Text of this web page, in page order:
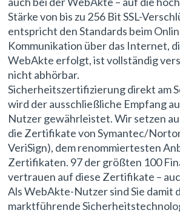
Stärke von bis zu 256 Bit SSL-
entspricht den Standards beim
Kommunikation über das Internet,
WebAkte erfolgt, ist vollständig
nicht abhörbar.
Sicherheitszertifizierung direkt am
wird der ausschließliche Empfang
Nutzer gewährleistet. Wir setzen
die Zertifikate von Symantec/
VeriSign), dem renommiertesten
Zertifikaten. 97 der größten 100
vertrauen auf diese Zertifikate –
Als WebAkte-Nutzer sind Sie damit
marktführende